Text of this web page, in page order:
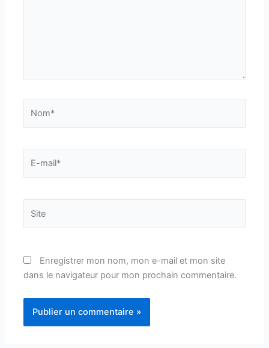
mail*
Enregistrer mon nom, mon e-mail et mon site
dans le navigateur pour mon prochain commentaire.